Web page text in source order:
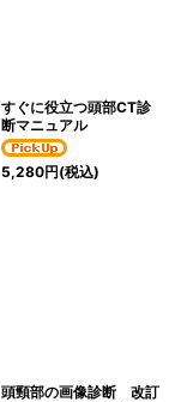
すぐに役立つ頭部CT診
断マニュアル
5,280円(税込)
頭頸部の画像診断 改訂